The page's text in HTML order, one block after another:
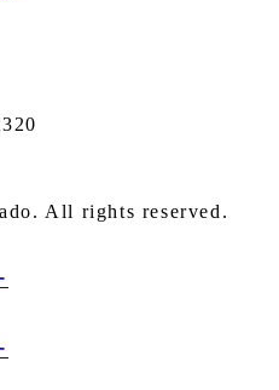
All rights reserved.